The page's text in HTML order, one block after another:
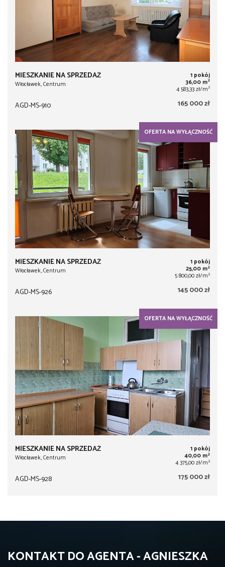
MIESZKANIE NA SPRZEDAŻ
Włocławek, Centrum
1 pokój
36,00 m2
4 583,33 zł/m2
AGD-MS-910 165 000 zł
OFERTA NA WYŁĄCZNOŚĆ
MIESZKANIE NA SPRZEDAŻ
Włocławek, Centrum
1 pokój
25,00 m2
5 800,00 zł/m2
AGD-MS-926 145 000 zł
OFERTA NA WYŁĄCZNOŚĆ
MIESZKANIE NA SPRZEDAŻ
Włocławek, Centrum
1 pokój
40,00 m2
4 375,00 zł/m2
AGD-MS-928 175 000 zł
KONTAKT DO AGENTA - AGNIESZKA